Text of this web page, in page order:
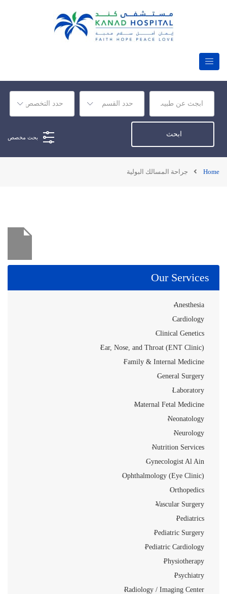
بحث مخصص
Home جراحة المسالك البولية
Our Services
Anesthesia
Cardiology
Clinical Genetics
Ear, Nose, and Throat (ENT Clinic)
Family & Internal Medicine
General Surgery
Laboratory
Maternal Fetal Medicine
Neonatology
Neurology
Nutrition Services
Gynecologist Al Ain
Ophthalmology (Eye Clinic)
Orthopedics
Vascular Surgery
Pediatrics
Pediatric Surgery
Pediatric Cardiology
Physiotherapy
Psychiatry
Radiology / Imaging Center